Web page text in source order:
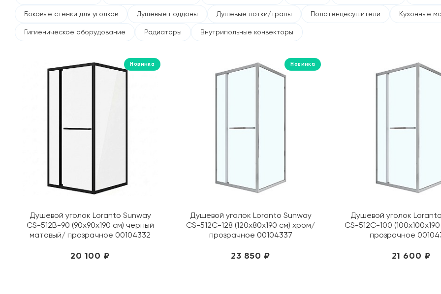
Боковые стенки для уголков Душевые поддоны Душевые лотки/трапы Полотенцесушители Кухонные
Гигиеническое оборудование Радиаторы Внутрипольные конвекторы
Новинка
Душевой уголок Loranto Sunway
CS-512B-90 (90х90х190 см) черный
матовый/ прозрачное 00104332
20 100 ₽
Новинка
Душевой уголок Loranto Sunway
CS-512C-128 (120х80х190 см) хром/
прозрачное 00104337
23 850 ₽
Душевой уголок
CS-512C-100
прозрачное
21 600 ₽